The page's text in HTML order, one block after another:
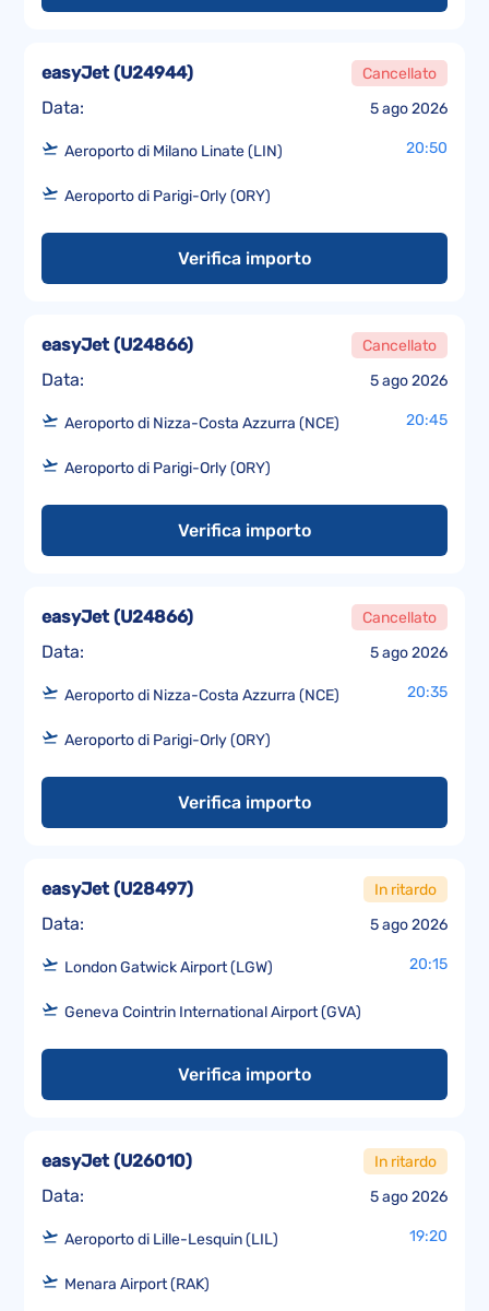
Data: 5 ago 2026
easyJet(U24944) Cancellato
Aeroporto di Milano Linate (LIN) 20:50
Aeroporto di Parigi-Orly (ORY)
Verifica importo
Data: 5 ago 2026
easyJet(U24866) Cancellato
Aeroporto di Nizza-Costa Azzurra (NCE) 20:45
Aeroporto di Parigi-Orly (ORY)
Verifica importo
Data: 5 ago 2026
easyJet(U24866) Cancellato
Aeroporto di Nizza-Costa Azzurra (NCE) 20:35
Aeroporto di Parigi-Orly (ORY)
Verifica importo
Data: 5 ago 2026
easyJet(U28497) In ritardo
London Gatwick Airport (LGW) 20:15
Geneva Cointrin International Airport (GVA)
Verifica importo
Data: 5 ago 2026
easyJet(U26010) In ritardo
Aeroporto di Lille-Lesquin (LIL) 19:20
Menara Airport (RAK)